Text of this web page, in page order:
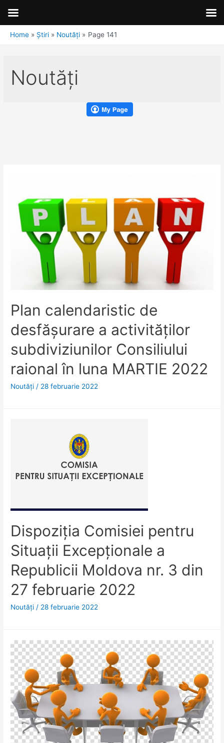
Home Știri Noutăţi Page 141
Noutăţi
Plan calendaristic de
desfășurare a activităților
subdiviziunilor Consiliului
raional în luna MARTIE 2022
Noutăţi / 28 februarie 2022
Dispoziţia Comisiei pentru
Situaţii Excepţionale a
Republicii Moldova nr. 3 din
27 februarie 2022
Noutăţi / 28 februarie 2022